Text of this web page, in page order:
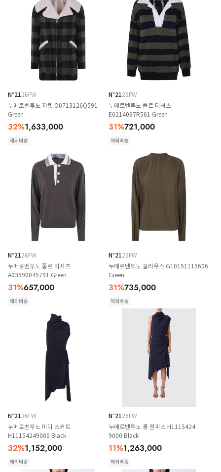
N°2126FW
누메로벤투노 자켓 O0713126Q591
Green
32%1,633,000
해외배송
N°2126FW
누메로벤투노 폴로 티셔츠
E0214097R561 Green
31%721,000
해외배송
N°2126FW
누메로벤투노 폴로 티셔츠
A03590045791 Green
31%657,000
해외배송
N°2126FW
누메로벤투노 블라우스 G10151115606
Green
31%735,000
해외배송
N°2126FW
누메로벤투노 미디 스커트
H11154249000 Black
32%1,152,000
해외배송
N°2126FW
누메로벤투노 롱 원피스 H1115424
9000 Black
11%1,263,000
해외배송